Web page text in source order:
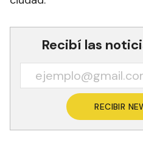
Recibí las
RECIBIR